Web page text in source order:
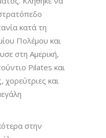
κατά τη
Πολέμου και
στη Αμερική,
Pilates και
χορεύτριες και
στην